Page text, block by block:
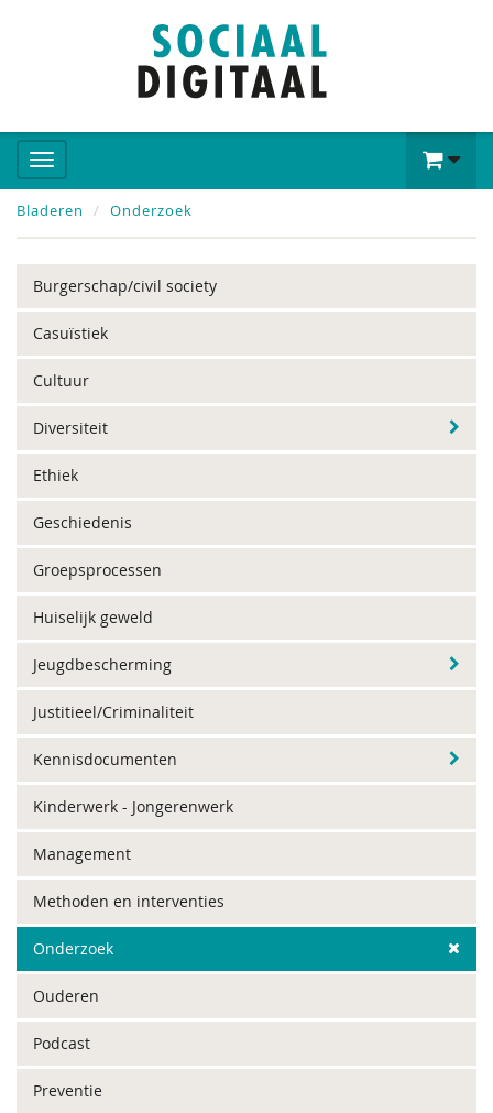
Bladeren Onderzoek
Burgerschap/civil society
Casuïstiek
Cultuur
Diversiteit
Ethiek
Geschiedenis
Groepsprocessen
Huiselijk geweld
Jeugdbescherming
Justitieel/Criminaliteit
Kennisdocumenten
Kinderwerk - Jongerenwerk
Management
Methoden en interventies
Onderzoek
Ouderen
Podcast
Preventie